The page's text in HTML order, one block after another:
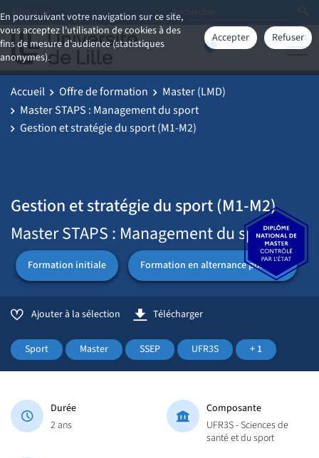
En poursuivant votre navigation sur ce site,
vous acceptez l'utilisation de cookies à des
fins de mesure d'audience (statistiques
anonymes).
Accepter Refuser
Aller à
Accueil Offre de formation
Master (LMD)
Master STAPS : Management du sport
Gestion et stratégie du sport (M1-M2)
Gestion et stratégie du sport (M1-M2)
Master STAPS : Management du sport
Formation initiale Formation en alternance possible
Ajouter à la sélection Télécharger
Sport Master SSEP UFR3S + 1
Durée
2 ans
Composante
UFR3S - Sciences de
santé et du sport